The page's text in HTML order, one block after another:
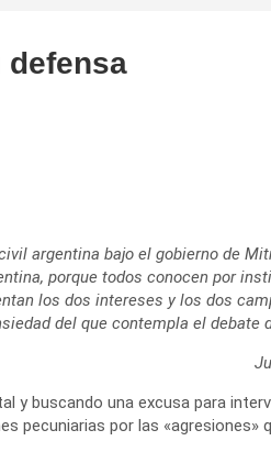
defensa
argentina bajo el gobierno de
porque todos conocen por
los dos intereses y los dos
del que contempla el debate
y buscando una excusa para
pecuniarias por las «agresiones»